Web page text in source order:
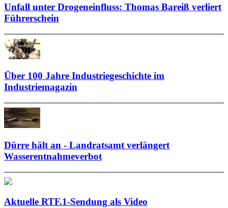
Unfall unter Drogeneinfluss: Thomas Bareiß verliert
Führerschein
Über 100 Jahre Industriegeschichte im
Industriemagazin
Dürre hält an - Landratsamt verlängert
Wasserentnahmeverbot
Aktuelle RTF.1-Sendung als Video